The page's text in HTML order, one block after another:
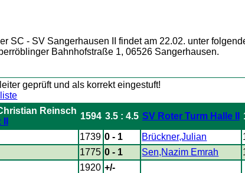
SC - SV Sangerhausen II findet am 22.02. unter
Bahnhofstraße 1, 06526 Sangerhausen.
1594 3.5 : 4.5 SV Roter Turm Halle II
1739 0 - 1 Brückner,Julian
1775 0 - 1 Sen,Nazim Emrah
1920 +/-